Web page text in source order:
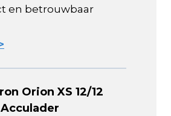
en betrouwbaar
Orion XS 12/12